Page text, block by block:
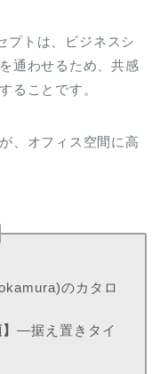
プトは、ビジネスシ
通わせるため、共感
ることです。
、オフィス空間に高
のカタロ
―据え置きタイ